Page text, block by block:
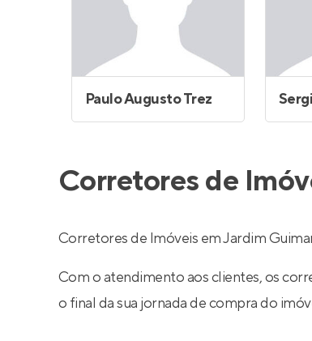
Paulo Augusto Trez
Corretores de
Corretores de Imóveis em Jardim
Com o atendimento aos clientes, os
o final da sua jornada de compra do